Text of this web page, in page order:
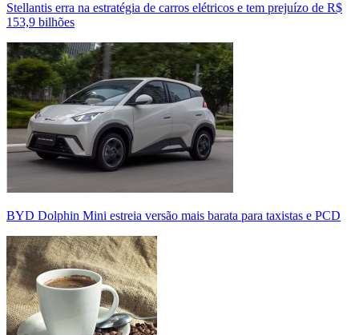
Stellantis erra na estratégia de carros elétricos e tem prejuízo de R$
153,9 bilhões
BYD Dolphin Mini estreia versão mais barata para taxistas e PCD